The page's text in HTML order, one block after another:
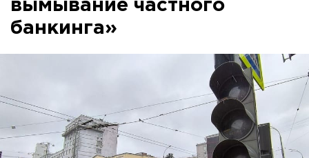
вымывание частного
банкинга»